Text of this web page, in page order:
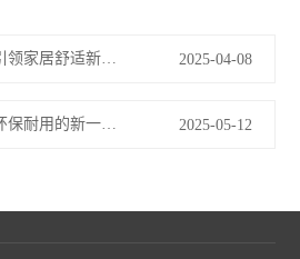
TPE脚垫：引领家居舒适新潮流，展现环保与实用双重优势 2025-04-08
TPE脚垫：环保耐用的新一代汽车内饰材料 2025-05-12